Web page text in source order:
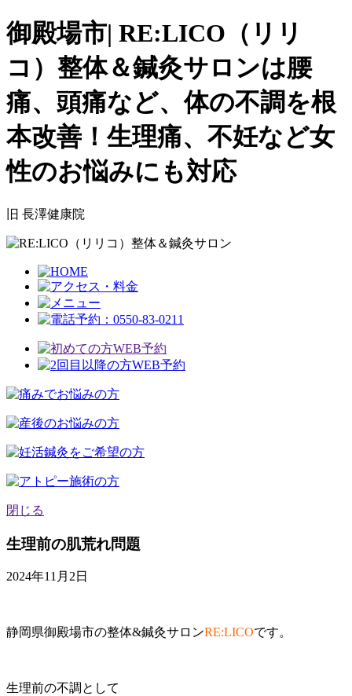
御殿場市| RE:LICO（リリ
コ）整体＆鍼灸サロンは腰
痛、頭痛など、体の不調を根
本改善！生理痛、不妊など女
性のお悩みにも対応
旧 長澤健康院
閉じる
生理前の肌荒れ問題
2024年11月2日
静岡県御殿場市の整体&鍼灸サロンRE:LICOです。
生理前の不調として